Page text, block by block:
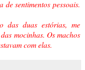
sentimentos pessoais.
das duas estórias, me
mocinhas. Os machos
com elas.